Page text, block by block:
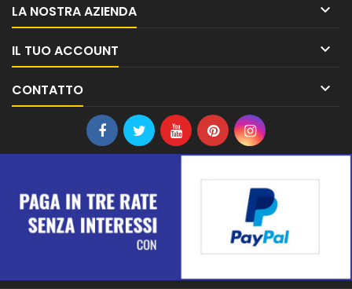
LA NOSTRA AZIENDA 
IL TUO ACCOUNT 
CONTATTO 